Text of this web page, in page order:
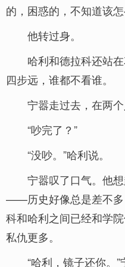
的，困惑的，不知道该怎
他转过身。
哈利和德拉科还站
四步远，谁都不看谁。
宁嚣走过去，在两
“吵完了？”
“没吵。”哈利说。
宁嚣叹了口气。他
——历史好像总是差不多
科和哈利之间已经和学
私仇更多。
“哈利，镜子还你。